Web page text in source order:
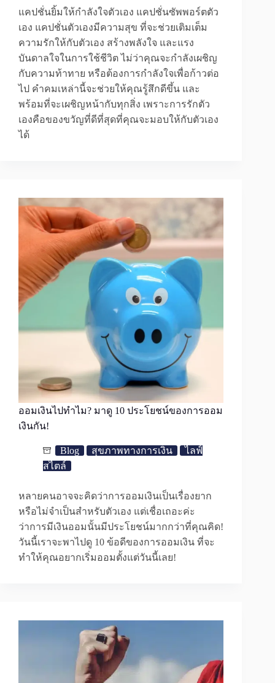
แคปชั่นยิ้มให้กำลังใจตัวเอง แคปชั่นซัพพอร์ตตัว
เอง แคปชั่นตัวเองมีความสุข ที่จะช่วยเติมเต็ม
ความรักให้กับตัวเอง สร้างพลังใจ และแรง
บันดาลใจในการใช้ชีวิต ไม่ว่าคุณจะกำลังเผชิญ
กับความท้าทาย หรือต้องการกำลังใจเพื่อก้าวต่อ
ไป คำคมเหล่านี้จะช่วยให้คุณรู้สึกดีขึ้น และ
พร้อมที่จะเผชิญหน้ากับทุกสิ่ง เพราะการรักตัว
เองคือของขวัญที่ดีที่สุดที่คุณจะมอบให้กับตัวเอง
ได้
ออมเงินไปทำไม? มาดู 10 ประโยชน์ของการออม
เงินกัน!
Blog สุขภาพทางการเงิน
ไลฟ์
สไตล์
หลายคนอาจจะคิดว่าการออมเงินเป็นเรื่องยาก
หรือไม่จำเป็นสำหรับตัวเอง แต่เชื่อเถอะค่ะ
ว่าการมีเงินออมนั้นมีประโยชน์มากกว่าที่คุณคิด!
วันนี้เราจะพาไปดู 10 ข้อดีของการออมเงิน ที่จะ
ทำให้คุณอยากเริ่มออมตั้งแต่วันนี้เลย!